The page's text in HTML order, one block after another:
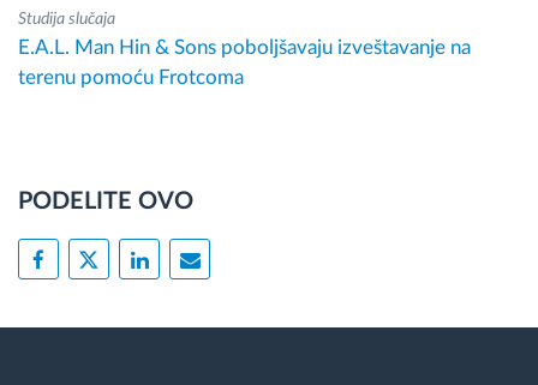
Studija slučaja
E.A.L. Man Hin & Sons poboljšavaju izveštavanje na
terenu pomoću Frotcoma
PODELITE OVO